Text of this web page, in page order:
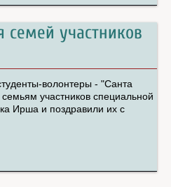
семей участников
волонтеры - "Санта
участников специальной
Ирша и поздравили их с